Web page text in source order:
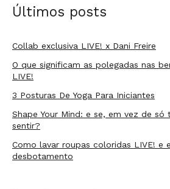
Últimos posts
Collab exclusiva LIVE! x Dani Freire
O que significam as polegadas nas
LIVE!
3 Posturas De Yoga Para Iniciantes
Shape Your Mind: e se, em vez de só
sentir?
Como lavar roupas coloridas LIVE! e
desbotamento